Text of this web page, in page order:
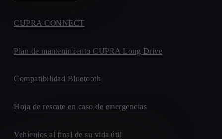
CUPRA CONNECT
Plan de mantenimiento CUPRA Long Drive
Compatibilidad Bluetooth
Hoja de rescate en caso de emergencias
Vehículos al final de su vida útil